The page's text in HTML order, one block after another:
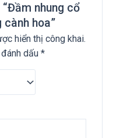
nhung cổ
cành hoa”
hiển thị công khai.
dấu *